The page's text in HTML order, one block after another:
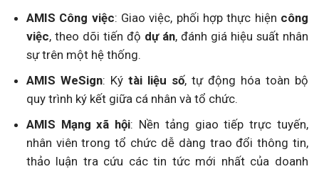
AMIS Công việc: Giao việc, phối hợp thực hiện công
việc, theo dõi tiến độ dự án, đánh giá hiệu suất nhân
sự trên một hệ thống.
AMIS WeSign: Ký tài liệu số, tự động hóa toàn bộ
quy trình ký kết giữa cá nhân và tổ chức.
AMIS Mạng xã hội: Nền tảng giao tiếp trực tuyến,
nhân viên trong tổ chức dễ dàng trao đổi thông tin,
thảo luận tra cứu các tin tức mới nhất của doanh